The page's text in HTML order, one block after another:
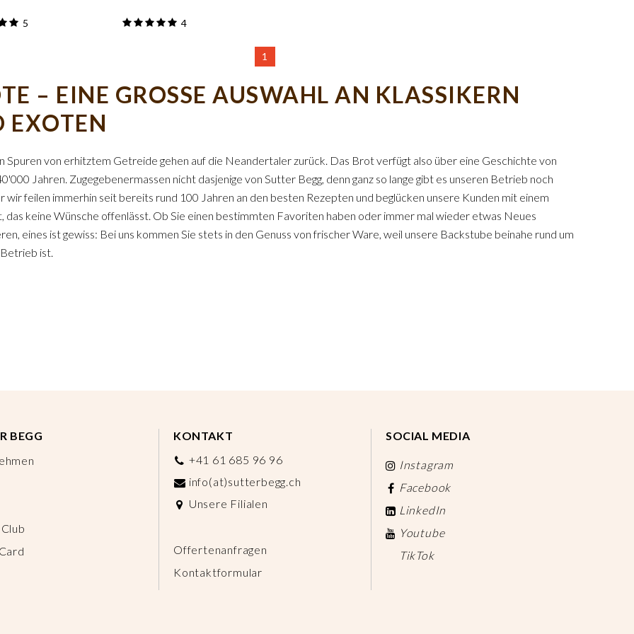
5 4
1
– EINE GROSSE AUSWAHL AN KLASSIKERN
EXOTEN
Spuren von erhitztem Getreide gehen auf die Neandertaler zurück. Das Brot verfügt also über eine Geschichte von
Jahren. Zugegebenermassen nicht dasjenige von Sutter Begg, denn ganz so lange gibt es unseren Betrieb noch
wir feilen immerhin seit bereits rund 100 Jahren an den besten Rezepten und beglücken unsere Kunden mit einem
das keine Wünsche offenlässt. Ob Sie einen bestimmten Favoriten haben oder immer mal wieder etwas Neues
eines ist gewiss: Bei uns kommen Sie stets in den Genuss von frischer Ware, weil unsere Backstube beinahe rund um
ist.
BEGG
KONTAKT
+41 61 685 96 96
info(at)sutterbegg.ch
Unsere Filialen
Offertenanfragen
Kontaktformular
SOCIAL MEDIA
Instagram
Facebook
LinkedIn
Youtube
TikTok